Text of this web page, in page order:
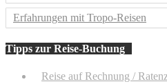
Erfahrungen mit Tropo-Reisen
Tipps zur Reise-Buchung
Reise auf Rechnung /